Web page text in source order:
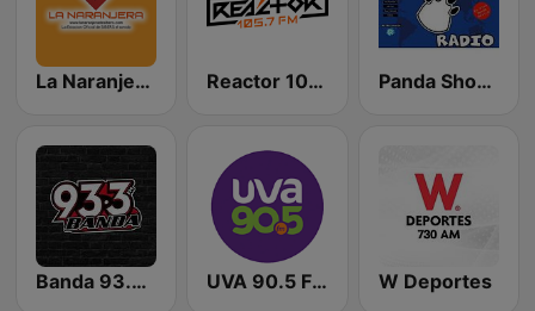
La Naranjera de Sibers Reactor 105.7 FM Panda Show Radio
Banda 93.3 FM UVA 90.5 FM W Deportes